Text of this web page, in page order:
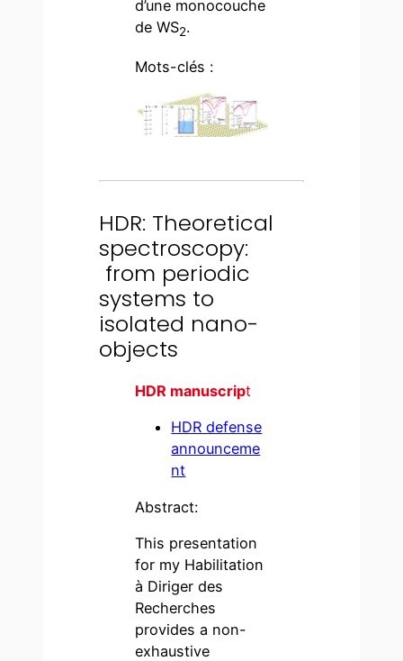
d’une monocouche
de WS2.
Mots-clés :
HDR: Theoretical
spectroscopy:
from periodic
systems to
isolated nano-
objects
HDR manuscript
HDR defense
announceme
nt
Abstract:
This presentation
for my Habilitation
à Diriger des
Recherches
provides a non-
exhaustive